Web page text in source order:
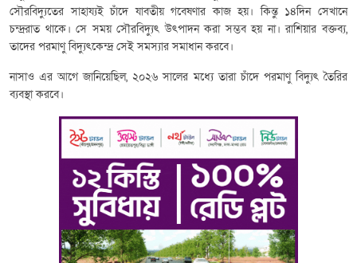
সৌরবিদ্যুতের সাহায্যই চাঁদে যাবতীয় গবেষণার কাজ হয়। কিন্তু ১৪দিন সেখানে
চন্দ্ররাত থাকে। সে সময় সৌরবিদ্যুৎ উৎপাদন করা সম্ভব হয় না। রাশিয়ার বক্তব্য,
তাদের পরমাণু বিদ্যুৎকেন্দ্র সেই সমস্যার সমাধান করবে।
নাসাও এর আগে জানিয়েছিল, ২০২৬ সালের মধ্যে তারা চাঁদে পরমাণু বিদ্যুৎ তৈরির
ব্যবস্থা করবে।